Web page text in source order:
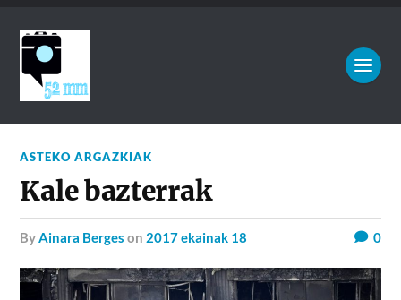
ASTEKO ARGAZKIAK
Kale bazterrak
byAinara Berges on 2017 ekainak 18 0